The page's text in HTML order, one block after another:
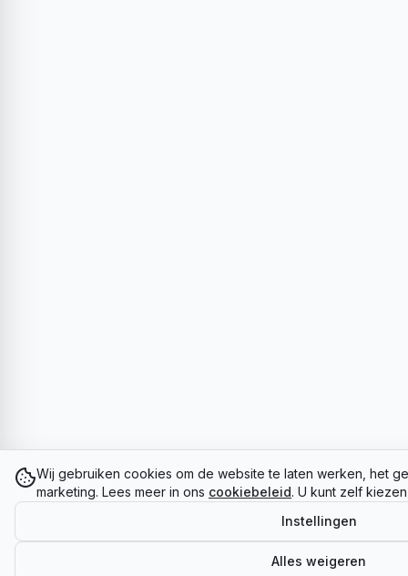
Wij gebruiken cookies om de website te laten werken, het
marketing. Lees meer in ons cookiebeleid. U kunt zelf
Instellingen
Alles weigeren